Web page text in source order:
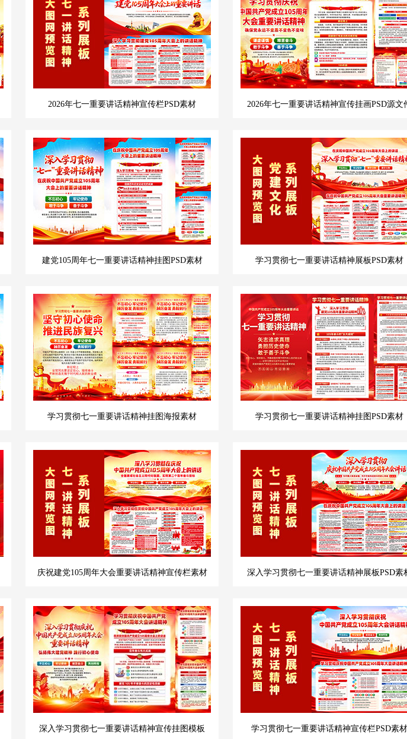
2026年七一重要讲话精神宣传栏PSD素材 2026年七一重要讲话精神宣传挂画PSD源文
建党105周年七一重要讲话精神挂图PSD素材 学习贯彻七一重要讲话精神展板PSD素材
学习贯彻七一重要讲话精神挂图海报素材 学习贯彻七一重要讲话精神挂图PSD素材
庆祝建党105周年大会重要讲话精神宣传栏素材 深入学习贯彻七一重要讲话精神展板PSD素
深入学习贯彻七一重要讲话精神宣传挂图模板 学习贯彻七一重要讲话精神宣传栏PSD素材